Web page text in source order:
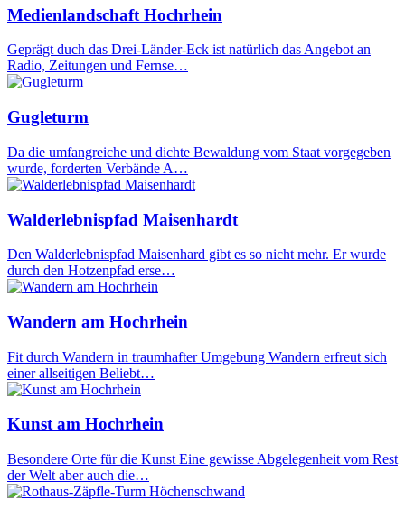
Medienlandschaft Hochrhein
Geprägt duch das Drei-Länder-Eck ist natürlich das Angebot an
Radio, Zeitungen und Fernse…
Gugleturm
Da die umfangreiche und dichte Bewaldung vom Staat vorgegeben
wurde, forderten Verbände A…
Walderlebnispfad Maisenhardt
Den Walderlebnispfad Maisenhard gibt es so nicht mehr. Er wurde
durch den Hotzenpfad erse…
Wandern am Hochrhein
Fit durch Wandern in traumhafter Umgebung Wandern erfreut sich
einer allseitigen Beliebt…
Kunst am Hochrhein
Besondere Orte für die Kunst Eine gewisse Abgelegenheit vom Rest
der Welt aber auch die…